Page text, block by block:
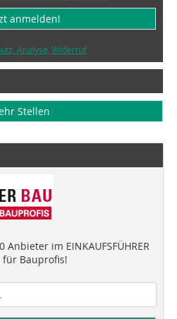
anmelden!
Analyse, Widerruf
Stellen
im EINKAUFSFÜHRER
für Bauprofis!